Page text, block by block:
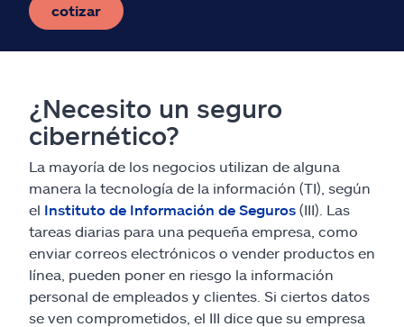
cotizar
¿Necesito un seguro
cibernético?
La mayoría de los negocios utilizan de alguna
manera la tecnología de la información (TI), según
el Instituto de Información de Seguros (III). Las
tareas diarias para una pequeña empresa, como
enviar correos electrónicos o vender productos en
línea, pueden poner en riesgo la información
personal de empleados y clientes. Si ciertos datos
se ven comprometidos, el III dice que su empresa